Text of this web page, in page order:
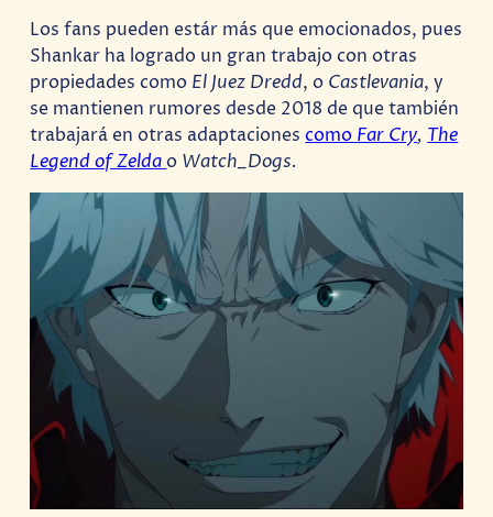
Los fans pueden estár más que emocionados, pues
Shankar ha logrado un gran trabajo con otras
propiedades como El Juez Dredd, o Castlevania, y
se mantienen rumores desde 2018 de que también
trabajará en otras adaptacionescomo Far Cry, The
Legend of Zeldao Watch_Dogs.